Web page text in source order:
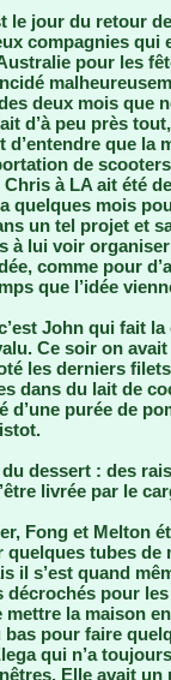
le jour du retour
compagnies
pour les
deux mois que
d’à peu près
d’entendre que la
de
Chris à LA ait été
quelques mois
un tel projet et
à lui voir
comme pour
que l’idée
John qui fait
Ce soir on
les derniers
dans du lait de
d’une purée de
dessert : des
livrée par le
Fong et Melton
tubes de
il s’est quand
décrochés pour
mettre la maison
pour faire
qui n’a
Elle avait